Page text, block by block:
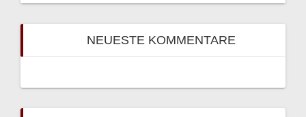
NEUESTE KOMMENTARE